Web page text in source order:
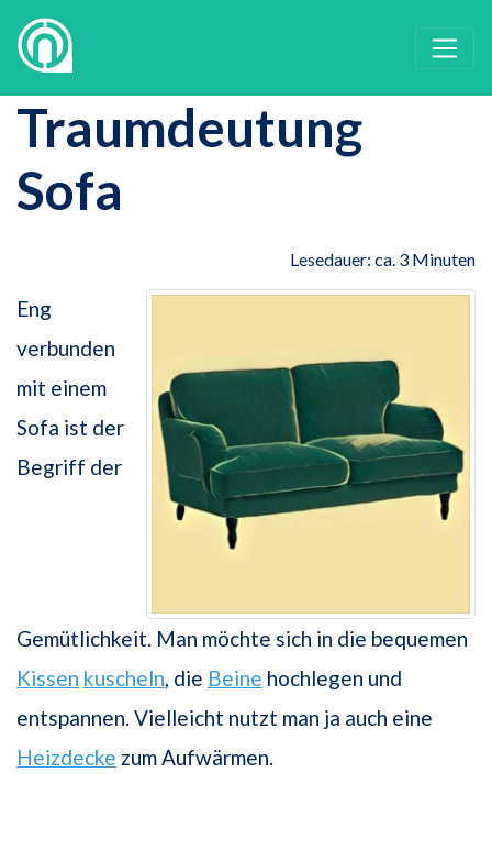
Traumdeutung
Sofa
Lesedauer: ca. 3 Minuten
Eng
verbunden
mit einem
Sofa ist der
Begriff der
Gemütlichkeit. Man möchte sich in die bequemen
Kissen kuscheln, die Beine hochlegen und
entspannen. Vielleicht nutzt man ja auch eine
Heizdecke zum Aufwärmen.